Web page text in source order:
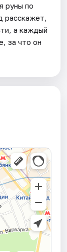
руны по
расскажет,
а каждый
за что он